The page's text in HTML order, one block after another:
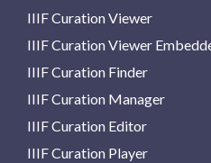
IIIF Curation Viewer
IIIF Curation Viewer
IIIF Curation Finder
IIIF Curation Manager
IIIF Curation Editor
IIIF Curation Player